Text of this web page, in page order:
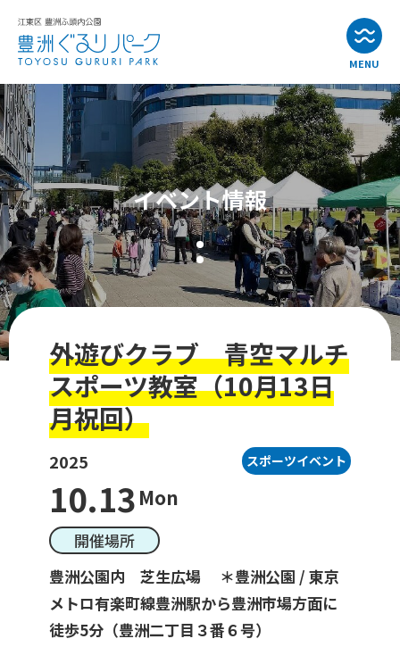
MENU
お知らせ
イベント情報
公園・施設紹介
アクセス
お問い合わせ
公園利用ルール
催しものやロケなどの業務利用をお考えの方
ご利用について 各種申請・手続き等
イベント情報
外遊びクラブ 青空マルチ
スポーツ教室（10月13日
月祝回）
2025 スポーツイベント
10.13 Mon
開催場所
豊洲公園内 芝生広場 ＊豊洲公園 / 東京
メトロ有楽町線豊洲駅から豊洲市場方面に
徒歩5分（豊洲二丁目３番６号）